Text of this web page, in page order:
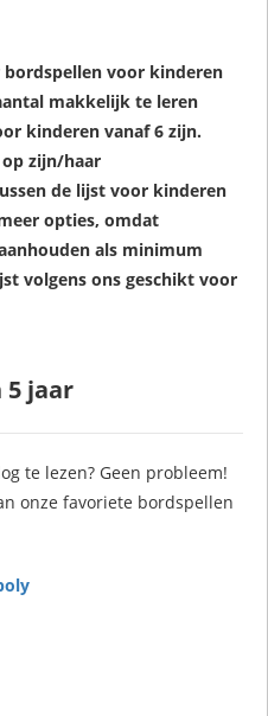
bordspellen voor kinderen
makkelijk te leren
kinderen vanaf 6 zijn.
zijn/haar
de lijst voor kinderen
opties, omdat
als minimum
volgens ons geschikt voor
5 jaar
te lezen? Geen probleem!
onze favoriete bordspellen